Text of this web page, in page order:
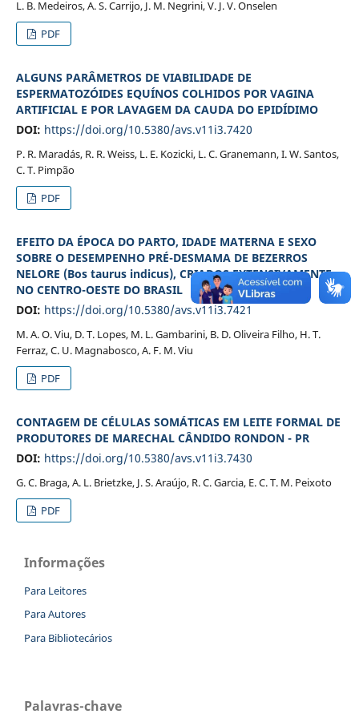
L. B. Medeiros, A. S. Carrijo, J. M. Negrini, V. J. V. Onselen
PDF
ALGUNS PARÂMETROS DE VIABILIDADE DE
ESPERMATOZÓIDES EQUÍNOS COLHIDOS POR VAGINA
ARTIFICIAL E POR LAVAGEM DA CAUDA DO EPIDÍDIMO
DOI: https://doi.org/10.5380/avs.v11i3.7420
P. R. Maradás, R. R. Weiss, L. E. Kozicki, L. C. Granemann, I. W. Santos,
C. T. Pimpão
PDF
EFEITO DA ÉPOCA DO PARTO, IDADE MATERNA E SEXO
SOBRE O DESEMPENHO PRÉ-DESMAMA DE BEZERROS
NELORE (Bos taurus indicus), CRIADOS EXTENSIVAMENTE
NO CENTRO-OESTE DO BRASIL
DOI: https://doi.org/10.5380/avs.v11i3.7421
M. A. O. Viu, D. T. Lopes, M. L. Gambarini, B. D. Oliveira Filho, H. T.
Ferraz, C. U. Magnabosco, A. F. M. Viu
PDF
CONTAGEM DE CÉLULAS SOMÁTICAS EM LEITE FORMAL DE
PRODUTORES DE MARECHAL CÂNDIDO RONDON - PR
DOI: https://doi.org/10.5380/avs.v11i3.7430
G. C. Braga, A. L. Brietzke, J. S. Araújo, R. C. Garcia, E. C. T. M. Peixoto
PDF
Informações
Para Leitores
Para Autores
Para Bibliotecários
Palavras-chave